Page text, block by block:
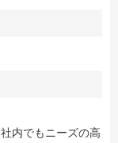
内でもニーズの高